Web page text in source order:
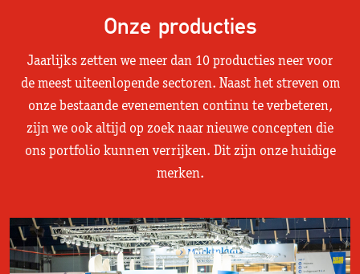
Onze producties
Jaarlijks zetten we meer dan 10 producties neer voor
de meest uiteenlopende sectoren. Naast het streven om
onze bestaande evenementen continu te verbeteren,
zijn we ook altijd op zoek naar nieuwe concepten die
ons portfolio kunnen verrijken. Dit zijn onze huidige
merken.